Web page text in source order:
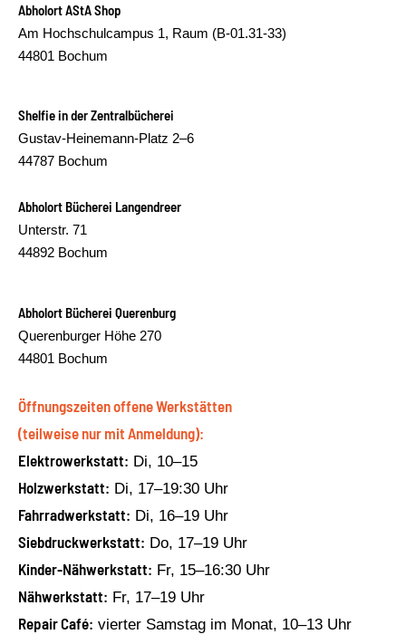
Abholort AStA Shop
Am Hochschulcampus 1, Raum (B-01.31-33)
44801 Bochum
Shelfie in der Zentralbücherei
Gustav-Heinemann-Platz 2–6
44787 Bochum
Abholort Bücherei Langendreer
Unterstr. 71
44892 Bochum
Abholort Bücherei Querenburg
Querenburger Höhe 270
44801 Bochum
Öffnungszeiten offene Werkstätten
(teilweise nur mit Anmeldung):
Elektrowerkstatt: Di, 10–15
Holzwerkstatt: Di, 17–19:30 Uhr
Fahrradwerkstatt: Di, 16–19 Uhr
Siebdruckwerkstatt: Do, 17–19 Uhr
Kinder-Nähwerkstatt: Fr, 15–16:30 Uhr
Nähwerkstatt: Fr, 17–19 Uhr
Repair Café: vierter Samstag im Monat, 10–13 Uhr